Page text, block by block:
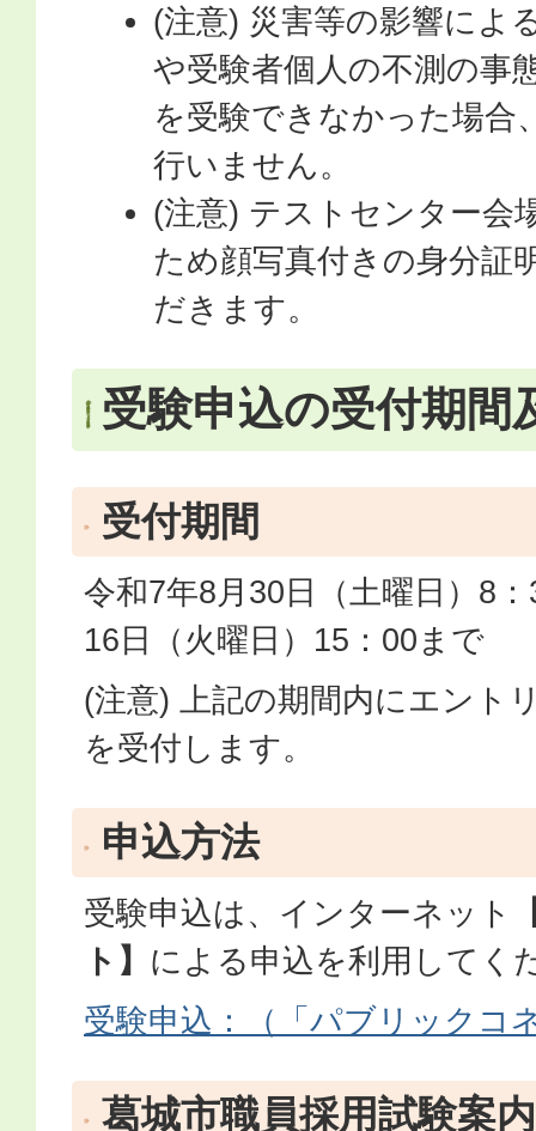
(注意) 災害等の影響によ
や受験者個人の不測の事
を受験できなかった場合
行いません。
(注意) テストセンター会
ため顔写真付きの身分証
だきます。
受験申込の受付期間
受付期間
令和7年8月30日（土曜日）8
16日（火曜日）15：00まで
(注意) 上記の期間内にエント
を受付します。
申込方法
受験申込は、インターネット
ト】 による申込を利用してく
受験申込：（「パブリックコ
葛城市職員採用試験案内